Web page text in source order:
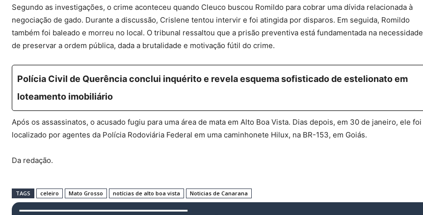
Segundo as investigações, o crime aconteceu quando Cleuco buscou Romildo para cobrar uma dívida relacionada à
negociação de gado. Durante a discussão, Crislene tentou intervir e foi atingida por disparos. Em seguida, Romildo
também foi baleado e morreu no local. O tribunal ressaltou que a prisão preventiva está fundamentada na necessidade
de preservar a ordem pública, dada a brutalidade e motivação fútil do crime.
Polícia Civil de Querência conclui inquérito e revela esquema sofisticado de estelionato em
loteamento imobiliário
Após os assassinatos, o acusado fugiu para uma área de mata em Alto Boa Vista. Dias depois, em 30 de janeiro, ele foi
localizado por agentes da Polícia Rodoviária Federal em uma caminhonete Hilux, na BR-153, em Goiás.
Da redação.
TAGS celeiro Mato Grosso notícias de alto boa vista Noticias de Canarana